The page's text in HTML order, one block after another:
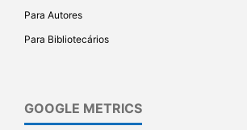
Para Autores
Para Bibliotecários
GOOGLE METRICS